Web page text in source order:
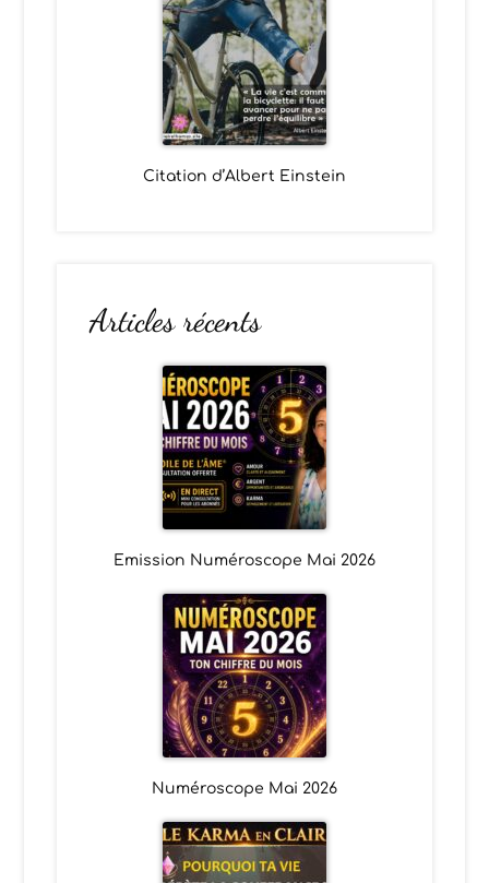
Citation d’Albert Einstein
Articles récents
Emission Numéroscope Mai 2026
Numéroscope Mai 2026